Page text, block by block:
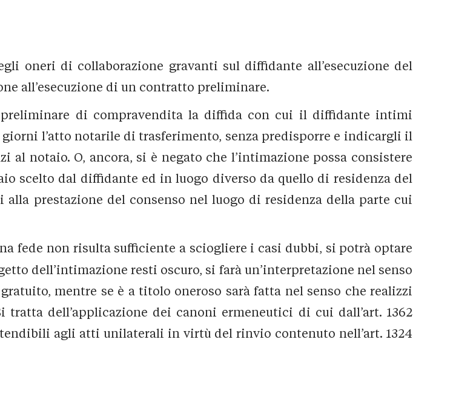
oneri di collaborazione gravanti sul diffidante all’esecuzione del
all’esecuzione di un contratto preliminare.
di compravendita la diffida con cui il diffidante intimi
l’atto notarile di trasferimento, senza predisporre e indicargli il
al notaio. O, ancora, si è negato che l’intimazione possa consistere
scelto dal diffidante ed in luogo diverso da quello di residenza del
prestazione del consenso nel luogo di residenza della parte cui
fede non risulta sufficiente a sciogliere i casi dubbi, si potrà optare
dell’intimazione resti oscuro, si farà un’interpretazione nel senso
mentre se è a titolo oneroso sarà fatta nel senso che realizzi
dell’applicazione dei canoni ermeneutici di cui dall’art. 1362
agli atti unilaterali in virtù del rinvio contenuto nell’art. 1324